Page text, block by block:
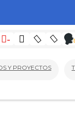
-
Y PROYECTOS